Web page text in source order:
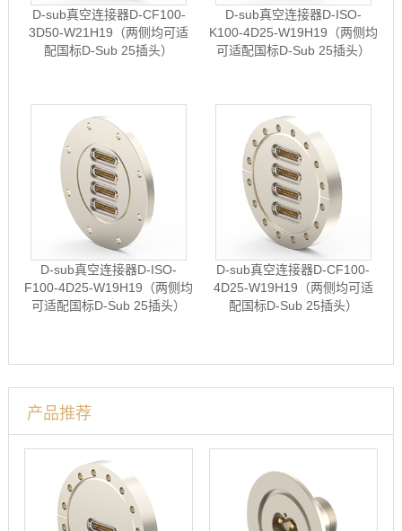
D-sub真空连接器D-CF100-
3D50-W21H19（两侧均可适
配国标D-Sub 25插头）
D-sub真空连接器D-ISO-
K100-4D25-W19H19（两侧均
可适配国标D-Sub 25插头）
D-sub真空连接器D-ISO-
F100-4D25-W19H19（两侧均
可适配国标D-Sub 25插头）
D-sub真空连接器D-CF100-
4D25-W19H19（两侧均可适
配国标D-Sub 25插头）
产品推荐